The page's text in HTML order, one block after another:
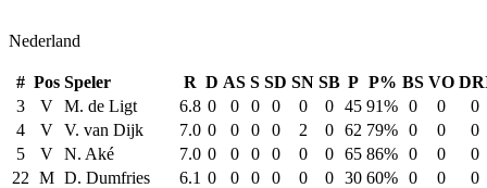
Nederland
# Pos Speler R D AS S SD SN SB P P% BS VO
3
V M. de Ligt 6.8 0 0 0 0 0 0 45 91% 0 0
0
4
V V. van Dijk 7.0 0 0 0 0 2 0 62 79% 0 0
0
5
V N. Aké 7.0 0 0 0 0 0 0 65 86% 0 0
0
22 M D. Dumfries 6.1 0 0 0 0 0 0 30 60% 0 0
0